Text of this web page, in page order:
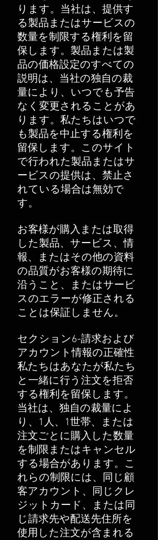
ります。当社は、提供す
る製品またはサービスの
数量を制限する権利を留
保します。製品または製
品の価格設定のすべての
説明は、当社の独自の裁
量により、いつでも予告
なく変更されることがあ
ります。私たちはいつで
も製品を中止する権利を
留保します。このサイト
で行われた製品またはサ
ービスの提供は、禁止さ
れている場合は無効で
す。
お客様が購入または取得
した製品、サービス、情
報、またはその他の資料
の品質がお客様の期待に
沿うこと、またはサービ
スのエラーが修正される
ことは保証しません。
セクション6-請求および
アカウント情報の正確性
私たちはあなたが私たち
と一緒に行う注文を拒否
する権利を留保します。
当社は、独自の裁量によ
り、1人、1世帯、または
注文ごとに購入した数量
を制限またはキャンセル
する場合があります。こ
れらの制限には、同じ顧
客アカウント、同じクレ
ジットカード、または同
じ請求先や配送先住所を
使用した注文が含まれる